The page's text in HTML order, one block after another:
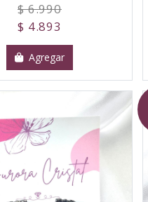
$ 6.990
$ 4.893
Agregar